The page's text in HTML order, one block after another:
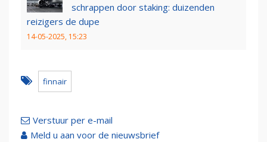
schrappen door staking: duizenden
reizigers de dupe
14-05-2025, 15:23
finnair
Verstuur per e-mail
Meld u aan voor de nieuwsbrief